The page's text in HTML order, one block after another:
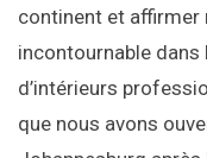
continent et affirmer
incontournable dans
d’intérieurs
que nous avons